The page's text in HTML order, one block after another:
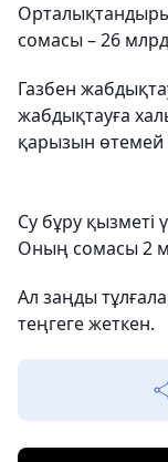
сомасы – 26
Газбен
жабдықтауға
қарызын
Су бұру қызметі
Оның сомасы 2
Ал заңды
теңгеге жеткен.